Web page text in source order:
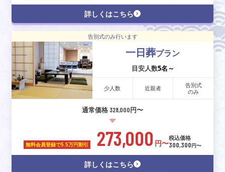
詳しくはこちら
告別式のみ行います
一日葬プラン
目安人数5名～
少人数 近親者
告別式
のみ
通常価格 328,000円〜
無料会員登録で5.5万円割引 273,000 円〜
税込価格
300,300円〜
詳しくはこちら